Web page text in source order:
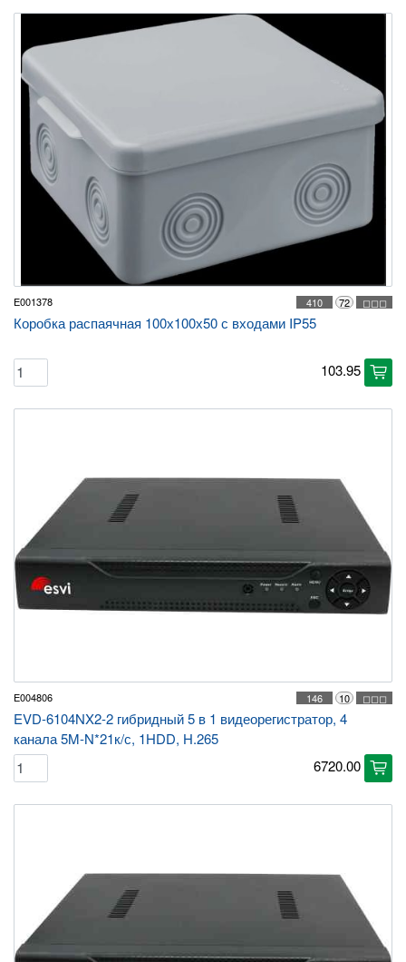
E001378 ◻◻◻
72
410
Коробка распаячная 100х100х50 с входами IP55
103.95 cart
E004806 ◻◻◻
10
146
EVD-6104NX2-2 гибридный 5 в 1 видеорегистратор, 4
канала 5M-N*21к/с, 1HDD, H.265
6720.00 cart